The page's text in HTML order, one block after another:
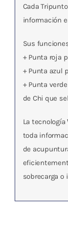
Cada
información
Sus
+ Punta roja
+ Punta azul
+ Punta
de Chi que
La tecnología
toda
de
sobrecarga o